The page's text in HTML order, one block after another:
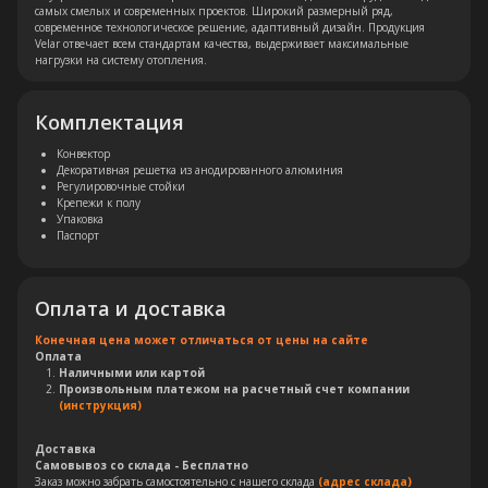
самых смелых и современных проектов. Широкий размерный ряд,
современное технологическое решение, адаптивный дизайн. Продукция
Velar отвечает всем стандартам качества, выдерживает максимальные
нагрузки на систему отопления.
Комплектация
Конвектор
Декоративная решетка из анодированного алюминия
Регулировочные стойки
Крепежи к полу
Упаковка
Паспорт
Оплата и доставка
Конечная цена может отличаться от цены на сайте
Оплата
Наличными или картой
Произвольным платежом на расчетный счет компании
(инструкция)
Доставка
Самовывоз со склада - Бесплатно
Заказ можно забрать самостоятельно с нашего склада (адрес склада)
Остались вопросы?
Оставьте свои контакты. Наш